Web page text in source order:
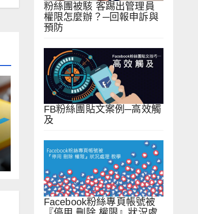
粉絲團被駭 客踢出管理員
權限怎麼辦？─回報申訴與
預防
FB粉絲團貼文案例─高效觸
及
Facebook粉絲專頁帳號被